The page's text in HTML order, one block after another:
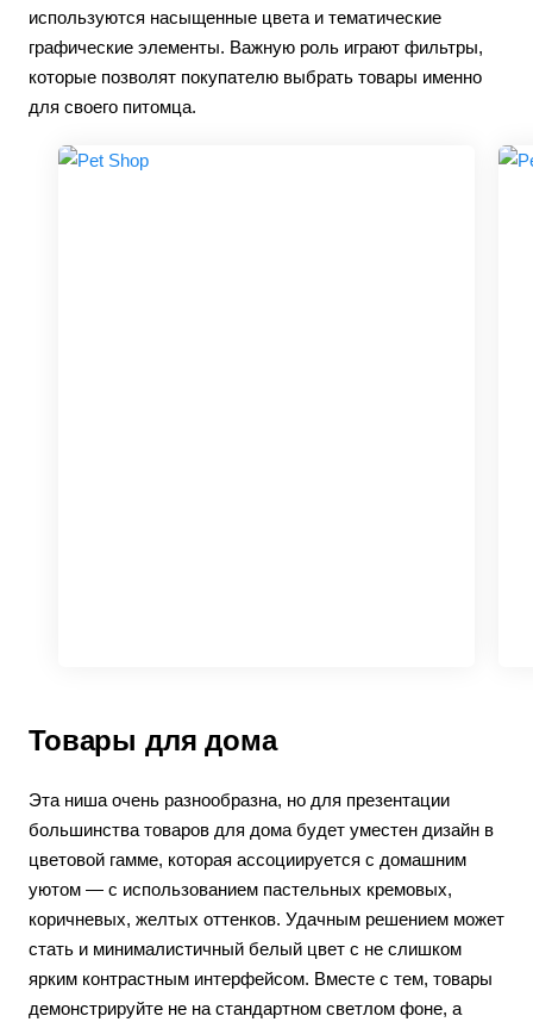
используются насыщенные цвета и тематические
графические элементы. Важную роль играют фильтры,
которые позволят покупателю выбрать товары именно
для своего питомца.
Товары для дома
Эта ниша очень разнообразна, но для презентации
большинства товаров для дома будет уместен дизайн в
цветовой гамме, которая ассоциируется с домашним
уютом — с использованием пастельных кремовых,
коричневых, желтых оттенков. Удачным решением может
стать и минималистичный белый цвет с не слишком
ярким контрастным интерфейсом. Вместе с тем, товары
демонстрируйте не на стандартном светлом фоне, а